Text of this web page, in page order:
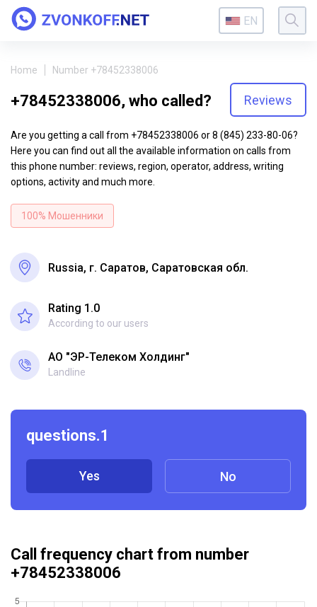
EN
Home Number +78452338006
+78452338006, who called? Reviews
Are you getting a call from +78452338006 or 8 (845) 233-80-06?
Here you can find out all the available information on calls from
this phone number: reviews, region, operator, address, writing
options, activity and much more.
100% Мошенники
Russia, г. Саратов, Саратовская обл.
Rating 1.0
According to our users
АО "ЭР-Телеком Холдинг"
Landline
questions.1
Yes No
Call frequency chart from number
+78452338006